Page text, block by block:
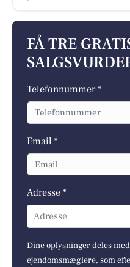
FÅ TRE
Telefonnummer *
Email *
Adresse *
Adresse
Dine oplysninger deles
ejendomsmæglere, som